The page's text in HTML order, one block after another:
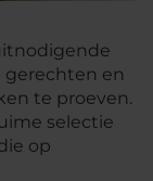
gerechten en
te proeven.
selectie
op